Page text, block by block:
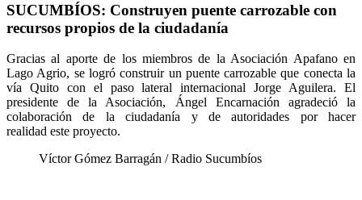
SUCUMBÍOS: Construyen puente carrozable con
recursos propios de la ciudadanía
Gracias al aporte de los miembros de la Asociación Apafano en
Lago Agrio, se logró construir un puente carrozable que conecta la
vía Quito con el paso lateral internacional Jorge Aguilera. El
presidente de la Asociación, Ángel Encarnación agradeció la
colaboración de la ciudadanía y de autoridades por hacer
realidad este proyecto.
Víctor Gómez Barragán / Radio Sucumbíos